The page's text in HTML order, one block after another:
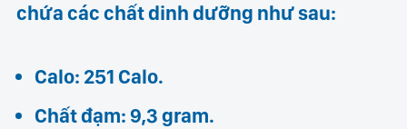
chứa các chất dinh dưỡng như sau:
Calo: 251 Calo.
Chất đạm: 9,3 gram.